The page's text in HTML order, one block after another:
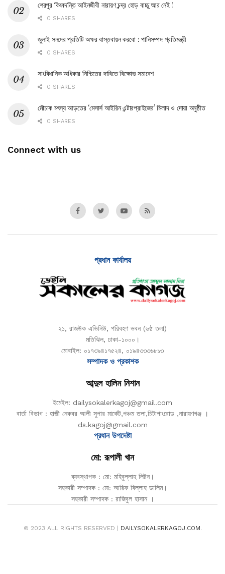
শেরপুর কিংবদন্তি আইনজীবী নারায়ণ চন্দ্র হোড় বাচ্চু আর নেই !
0 SHARES
জুলাই সনদের প্রতিটি অক্ষর বাস্তবায়ন করবো : পানিসম্পদ প্রতিমন্ত্রী
0 SHARES
সাংবিধানিক অধিকার নিশ্চিতের দাবিতে বিক্ষোভ সমাবেশ
0 SHARES
মৌচাক মৎস্য আড়তের ‘মেসার্স আইরিন এন্টারপ্রাইজের’ মিলাদ ও দোয়া অনুষ্ঠীত
0 SHARES
Connect with us
প্রধান কার্যালয়
২১, রাজউক এভিনিউ, পরিবহণ ভবন (৬ষ্ঠ তলা)
মতিঝিল, ঢাকা-১০০০।
মোবাইল: ০১৭৩৯৪১৭৫২৪, ০১৯৪৩৩৩৬৮১৩
সম্পাদক ও প্রকাশক
আব্দুল হালিম নিশান
ইমেইল: dailysokalerkagoj@gmail.com
বার্তা বিভাগ : হাজী নেকবর আলী সুপার মার্কেট,পঞ্চম তলা,চিটাগাংরোড ,নারায়ণগঞ্জ ।
ds.kagoj@gmail.com
প্রধান উপদেষ্টা
মো: রূপালী খান
ব্যবস্থাপক : মো: মহিবুল্লাহ লিটন।
সহকারী সম্পাদক : মো: আরিফ বিল্লাহ ডালিম।
সহকারী সম্পাদক : রাজিবুল হাসান ।
© 2023 ALL RIGHTS RESERVED | DAILYSOKALERKAGOJ.COM.